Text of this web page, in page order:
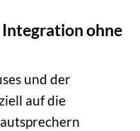
Integration ohne
und der
auf die